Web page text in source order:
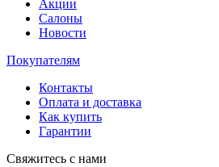
Акции
Салоны
Новости
Покупателям
Контакты
Оплата и доставка
Как купить
Гарантии
Свяжитесь с нами